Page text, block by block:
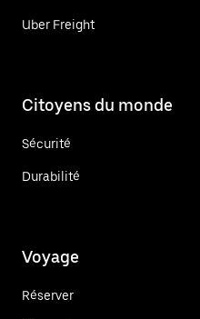
Uber Freight
Citoyens du monde
Sécurité
Durabilité
Voyage
Réserver